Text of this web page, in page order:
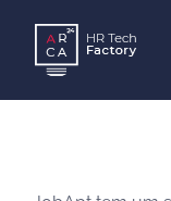
content